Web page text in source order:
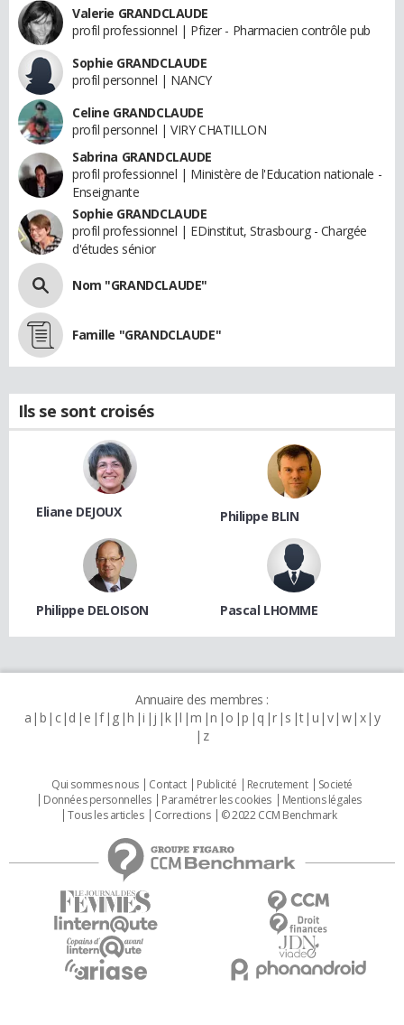
Valerie GRANDCLAUDE
profil professionnel | Pfizer - Pharmacien contrôle pub
Sophie GRANDCLAUDE
profil personnel | NANCY
Celine GRANDCLAUDE
profil personnel | VIRY CHATILLON
Sabrina GRANDCLAUDE
profil professionnel | Ministère de l'Education nationale -
Enseignante
Sophie GRANDCLAUDE
profil professionnel | EDinstitut, Strasbourg - Chargée
d'études sénior
Nom "GRANDCLAUDE"
Famille "GRANDCLAUDE"
Ils se sont croisés
Eliane DEJOUX Philippe BLIN
Philippe DELOISON Pascal LHOMME
Annuaire des membres :
a b c d e f g h i j k l m n o p q r s t u v w x y
z
Qui sommes nous Contact Publicité Recrutement
Societé
Données personnelles
Paramétrer les cookies
Mentions légales
Tous les articles
Corrections © 2022 CCM Benchmark